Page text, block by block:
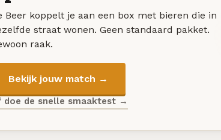
Beer koppelt je aan een box met bieren die in
straat wonen. Geen standaard pakket.
raak.
Bekijk jouw match →
doe de snelle smaaktest →